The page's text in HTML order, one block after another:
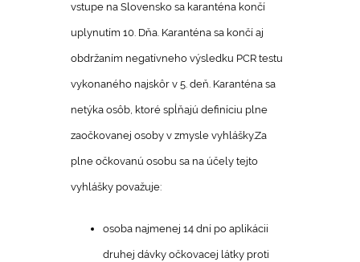
vstupe na Slovensko sa karanténa končí
uplynutím 10. Dňa. Karanténa sa končí aj
obdržaním negatívneho výsledku PCR testu
vykonaného najskôr v 5. deň. Karanténa sa
netýka osôb, ktoré spĺňajú definíciu plne
zaočkovanej osoby v zmysle vyhlášky.Za
plne očkovanú osobu sa na účely tejto
vyhlášky považuje:
osoba najmenej 14 dní po aplikácii
druhej dávky očkovacej látky proti